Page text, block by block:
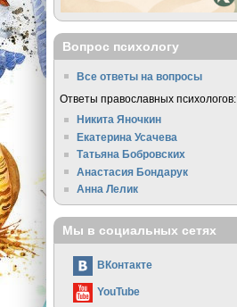
Вопрос психологу
Все ответы на вопросы
Ответы православных психологов:
Никита Яночкин
Екатерина Усачева
Татьяна Бобровских
Анастасия Бондарук
Анна Лелик
Мы в социальных сетях
ВКонтакте
YouTube